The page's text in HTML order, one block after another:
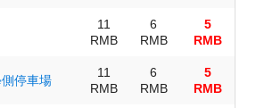
11
RMB
6
RMB
5
RMB
停車場
11
RMB
6
RMB
5
RMB